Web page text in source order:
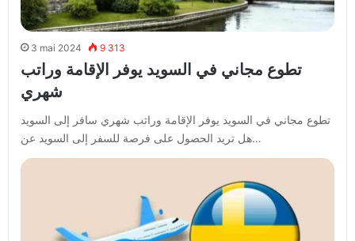
3 mai 2024 9 313
تطوع مجاني في السويد يوفر الإقامة وراتب
شهري
تطوع مجاني في السويد يوفر الإقامة وراتب شهري سافر إلى السويد
هل تريد الحصول على فرصة للسفر إلى السويد عن…